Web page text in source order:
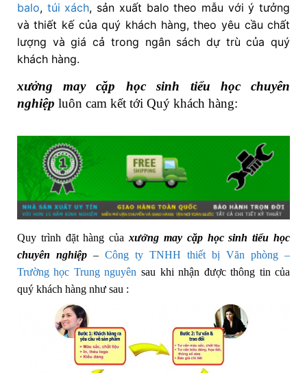
balo, túi xách, sản xuất balo theo mẫu với ý tưởng
và thiết kế của quý khách hàng, theo yêu cầu chất
lượng và giá cả trong ngân sách dự trù của quý
khách hàng.
xưởng may cặp học sinh tiểu học chuyên
nghiệp luôn cam kết tới Quý khách hàng:
Quy trình đặt hàng củaxưởng may cặp học sinh tiểu học
chuyên nghiệp– Công ty TNHH thiết bị Văn phòng –
Trường học Trung nguyên sau khi nhận được thông tin của
quý khách hàng như sau :